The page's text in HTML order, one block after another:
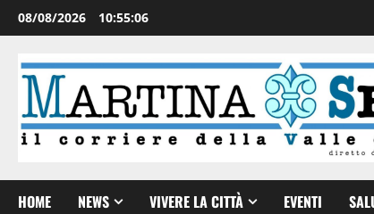
08/08/2026 10:55:07
HOME NEWS VIVERE LA CITTÀ EVENTI